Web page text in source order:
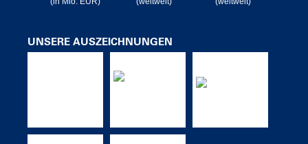
UNSERE AUSZEICHNUNGEN